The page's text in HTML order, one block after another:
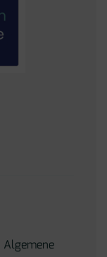
Algemene